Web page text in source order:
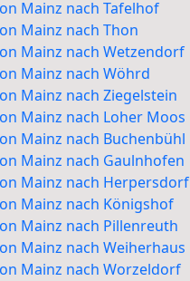
Mainz nach Tafelhof
Mainz nach Thon
Mainz nach Wetzendorf
Mainz nach Wöhrd
Mainz nach Ziegelstein
Mainz nach Loher Moos
Mainz nach Buchenbühl
Mainz nach Gaulnhofen
Mainz nach Herpersdorf
Mainz nach Königshof
Mainz nach Pillenreuth
Mainz nach Weiherhaus
Mainz nach Worzeldorf